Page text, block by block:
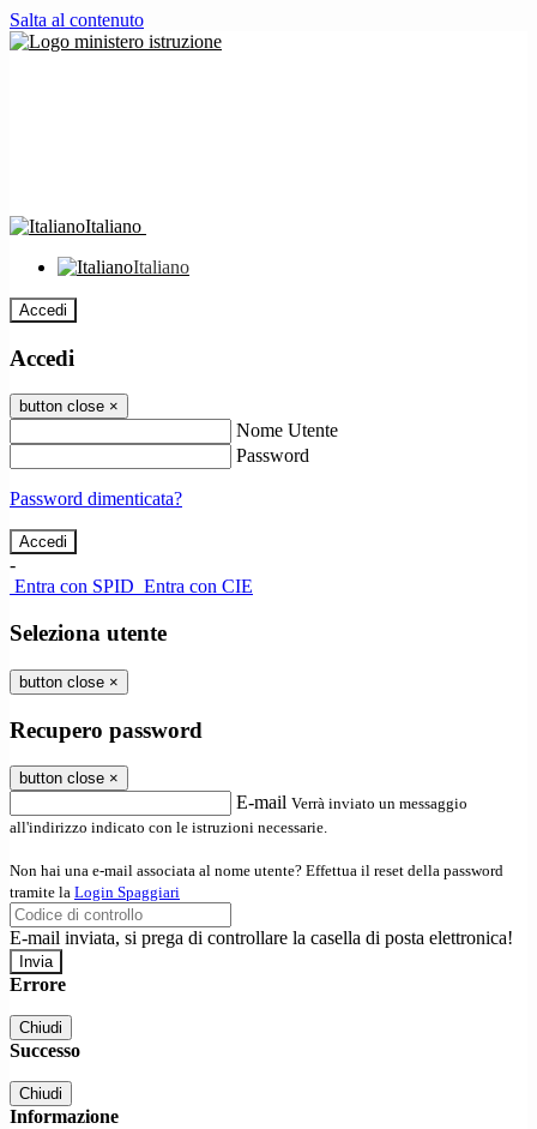
Salta al contenuto
Italiano
Italiano
Accedi
Accedi
button close ×
Nome Utente
Password
Password dimenticata?
-
Entra con SPID Entra con CIE
Seleziona utente
button close ×
Recupero password
button close ×
E-mail Verrà inviato un messaggio
all'indirizzo indicato con le istruzioni necessarie.
Non hai una e-mail associata al nome utente? Effettua il reset della password
tramite la Login Spaggiari
E-mail inviata, si prega di controllare la casella di posta elettronica!
Errore
Chiudi
Successo
Chiudi
Informazione